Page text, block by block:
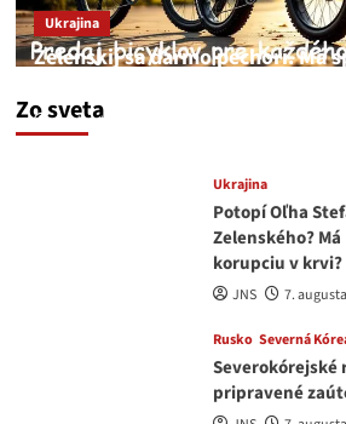
Zo sveta
Ukrajina
Zelenskij sa darmo pechorí. Má
medvedar
Ukrajina
Potopí Oľha
Zelenského?
korupciu v krvi?
JNS 7.
Rusko Severná
Severokórejské
pripravené